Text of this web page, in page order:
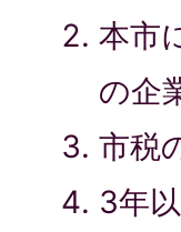
本市
の企
市税
3年